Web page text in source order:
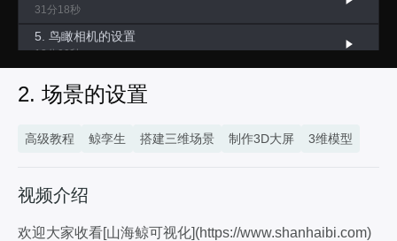
31分18秒
5. 鸟瞰相机的设置
13分09秒
4分08秒
4分18秒
2分48秒
4分16秒
2. 场景的设置
高级教程 鲸孪生 搭建三维场景 制作3D大屏 3维模型
视频介绍
欢迎大家收看[山海鲸可视化](https://www.shanhaibi.com)